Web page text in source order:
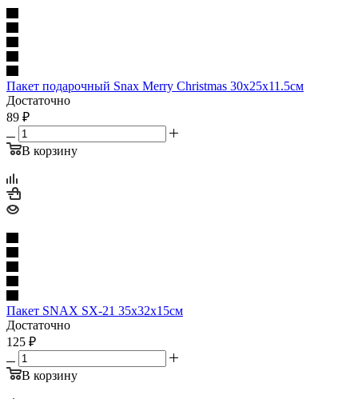
Пакет подарочный Snax Merry Christmas 30x25x11.5см
Достаточно
89 ₽
В корзину
Пакет SNAX SX-21 35x32x15см
Достаточно
125 ₽
В корзину